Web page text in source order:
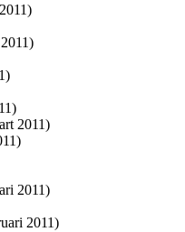
2011)
2011)
2011)